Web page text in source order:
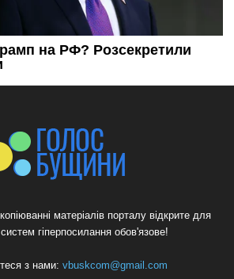
матеріалів порталу відкрите для
гіперпосилання обов'язове!
з нами: vbuskcom@gmail.com